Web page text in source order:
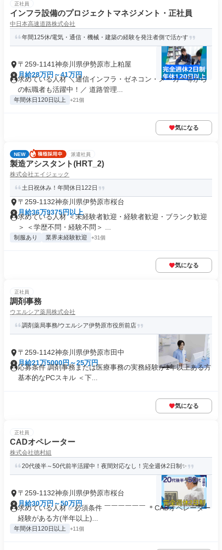
正社員
インフラ設備のプロジェクトマネジメント・正社員
中日本高速道路株式会社
年間125休/電気・通信・機械・建築の経験を発注者側で活かす
〒259-1141神奈川県伊勢原市上粕屋
月給28万円～41万円
求めている人材 ＼通信インフラ・ゼネコン・メーカー等から
の転職者も活躍中！／ 道路管理...
年間休日120日以上 +21個
気になる
NEW 派遣社員
製造アシスタント(HRT_2)
株式会社エイジェック
土日祝休み！年間休日122日
〒259-1132神奈川県伊勢原市桜台
月給36万9375円以上
求めている人材 ＜未経験者歓迎・経験者歓迎・ブランク歓迎
＞ ＜学歴不問・経験不問＞ ...
制服あり 業界未経験歓迎 +31個
気になる
正社員
調剤事務
ウエルシア薬局株式会社
調剤薬局事務/ウエルシア伊勢原市役所前店
〒259-1142神奈川県伊勢原市田中
月給21万5000円～25万円
応募条件 調剤事務または医療事務の実務経験が1年以上ある方
基本的なPCスキル ＜下...
気になる
正社員
CADオペレーター
株式会社徳村組
20代後半～50代前半活躍中！夜間対応なし！完全週休2日制✨
〒259-1132神奈川県伊勢原市桜台
月給30万円～50万円
求めている人材 ✅必須条件 ￣￣￣￣￣￣ ＊CADオペレーター
経験がある方(半年以上)...
年間休日120日以上 +11個